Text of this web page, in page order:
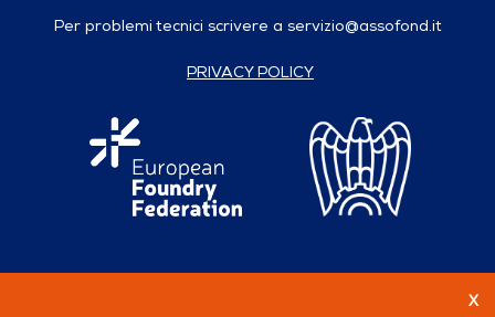
Per problemi tecnici scrivere a servizio@assofond.it
PRIVACY POLICY
X